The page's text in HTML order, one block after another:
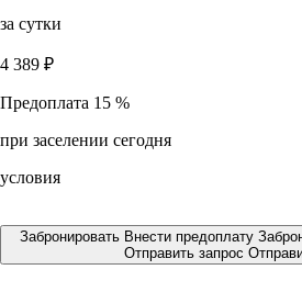
за сутки
4 389 ₽
Предоплата 15 %
при заселении сегодня
условия
Забронировать Внести предоплату
Отправить запрос